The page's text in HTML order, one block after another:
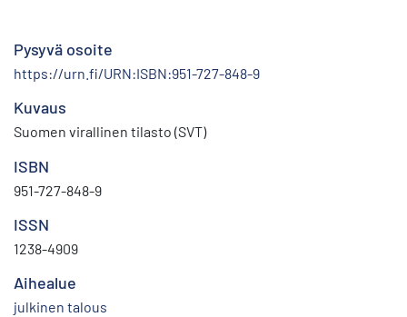
Pysyvä osoite
https://urn.fi/URN:ISBN:951-727-848-9
Kuvaus
Suomen virallinen tilasto (SVT)
ISBN
951-727-848-9
ISSN
1238-4909
Aihealue
julkinen talous